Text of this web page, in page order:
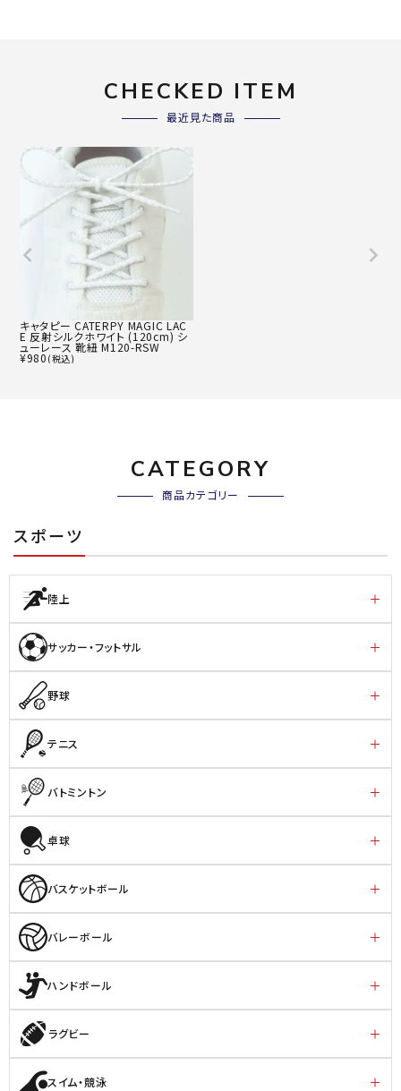
CHECKED ITEM
最近見た商品
キャタピー CATERPY MAGIC LAC
E 反射シルクホワイト (120cm) シ
ューレース 靴紐 M120-RSW
¥980 (税込)
CATEGORY
商品カテゴリー
スポーツ
陸上
サッカー・フットサル
野球
テニス
バトミントン
卓球
バスケットボール
バレーボール
ハンドボール
ラグビー
スイム・競泳